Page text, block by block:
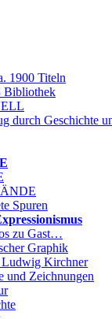
1900 Titeln
Bibliothek
durch Geschichte
Spuren
zu Gast…
Graphik
Kirchner
Zeichnungen